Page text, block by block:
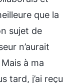
que la
sujet de
n’aurait
à ma
tard, j’ai reçu